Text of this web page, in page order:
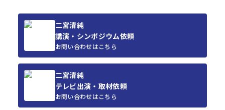
二宮清純
講演・シンポジウム依頼
お問い合わせはこちら
二宮清純
テレビ出演・取材依頼
お問い合わせはこちら